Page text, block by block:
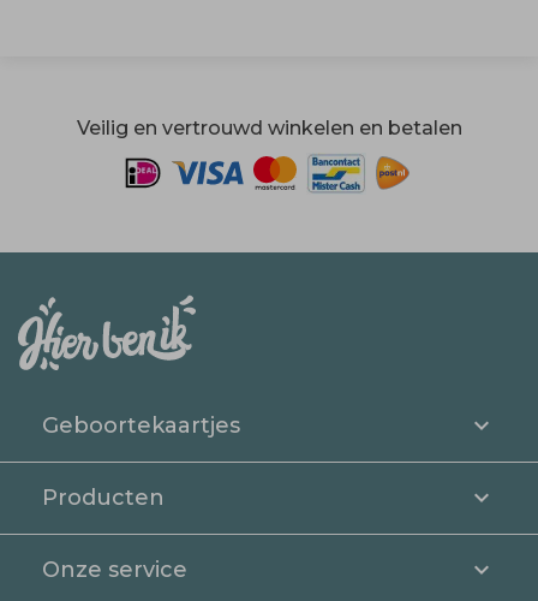
Veilig en vertrouwd winkelen en betalen
Geboortekaartjes
Producten
Onze service